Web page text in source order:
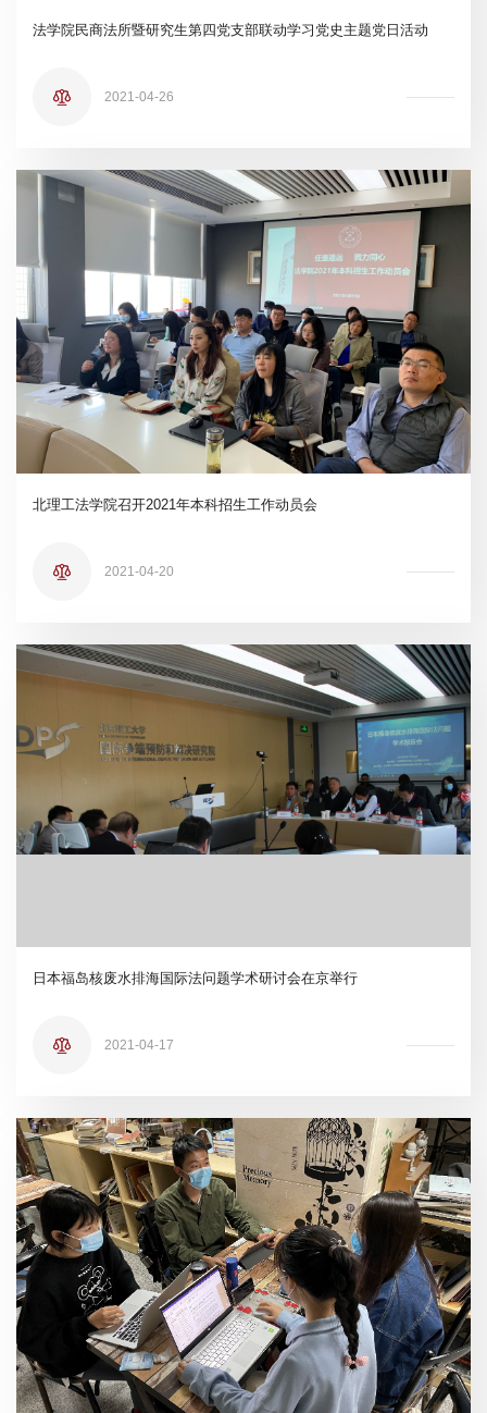
法学院民商法所暨研究生第四党支部联动学习党史主题党日活动
2021-04-26
北理工法学院召开2021年本科招生工作动员会
2021-04-20
日本福岛核废水排海国际法问题学术研讨会在京举行
2021-04-17